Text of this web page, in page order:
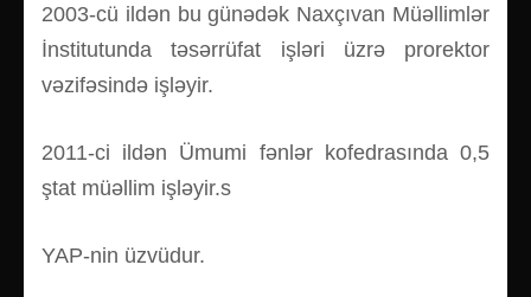
2003-cü ildən bu günədək Naxçıvan Müəllimlər
İnstitutunda təsərrüfat işləri üzrə prorektor
vəzifəsində işləyir.
2011-ci ildən Ümumi fənlər kofedrasında 0,5
ştat müəllim işləyir.s
YAP-nin üzvüdur.